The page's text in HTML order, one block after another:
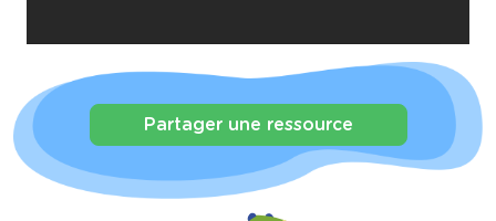
Partager une ressource